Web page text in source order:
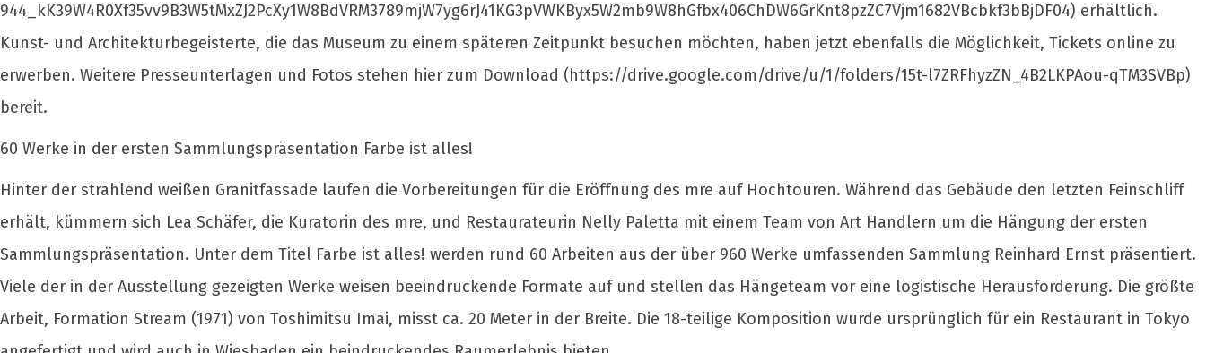
944_kK39W4R0Xf35vv9B3W5tMxZJ2PcXy1W8BdVRM3789mjW7yg6rJ41KG3pVWKByx5W2mb9W8hGfbx406ChDW6GrKnt8pzZC7Vjm1682VBcbkf3bBjDF04) erhältlich.
Kunst- und Architekturbegeisterte, die das Museum zu einem späteren Zeitpunkt besuchen möchten, haben jetzt ebenfalls die Möglichkeit, Tickets online zu
erwerben. Weitere Presseunterlagen und Fotos stehen hier zum Download (https://drive.google.com/drive/u/1/folders/15t-l7ZRFhyzZN_4B2LKPAou-qTM3SVBp)
bereit.
60 Werke in der ersten Sammlungspräsentation Farbe ist alles!
Hinter der strahlend weißen Granitfassade laufen die Vorbereitungen für die Eröffnung des mre auf Hochtouren. Während das Gebäude den letzten Feinschliff
erhält, kümmern sich Lea Schäfer, die Kuratorin des mre, und Restaurateurin Nelly Paletta mit einem Team von Art Handlern um die Hängung der ersten
Sammlungspräsentation. Unter dem Titel Farbe ist alles! werden rund 60 Arbeiten aus der über 960 Werke umfassenden Sammlung Reinhard Ernst präsentiert.
Viele der in der Ausstellung gezeigten Werke weisen beeindruckende Formate auf und stellen das Hängeteam vor eine logistische Herausforderung. Die größte
Arbeit, Formation Stream (1971) von Toshimitsu Imai, misst ca. 20 Meter in der Breite. Die 18-teilige Komposition wurde ursprünglich für ein Restaurant in Tokyo